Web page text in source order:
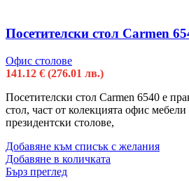
Посетителски стол Carmen
Офис столове
141.12 € (276.01 лв.)
Посетителски стол Carmen 6540 е
стол, част от колекцията офис
президентски столове,
Добавяне към списък с желания
Добавяне в количката
Бърз преглед